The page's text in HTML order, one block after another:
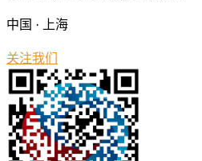
中国 · 上海
关注我们